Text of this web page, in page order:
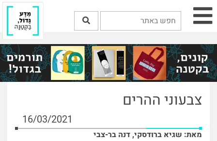
צבעוני ההרים
16/03/2021
מאת: שגיא ברודסקי, דנה בר-צבי